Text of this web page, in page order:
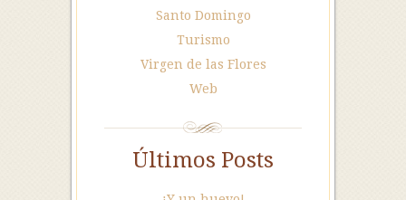
Santo Domingo
Turismo
Virgen de las Flores
Web
Últimos Posts